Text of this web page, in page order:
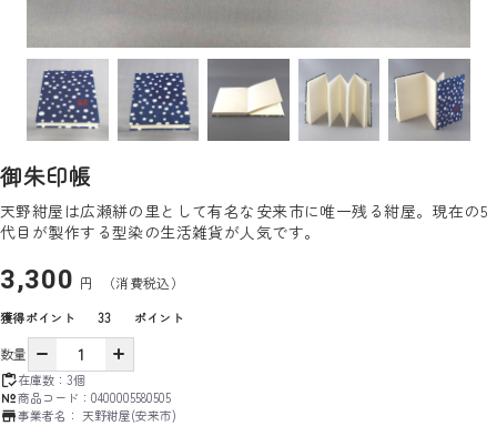
御朱印帳
天野紺屋は広瀬絣の里として有名な安来市に唯一残る紺屋。現在の5
代目が製作する型染の生活雑貨が人気です。
3,300 円 （消費税込）
獲得ポイント 33 ポイント
数量
在庫数： 3個
商品コード： 0400005580505
事業者名： 天野紺屋(安来市)